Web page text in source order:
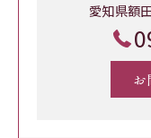
愛知県額
お